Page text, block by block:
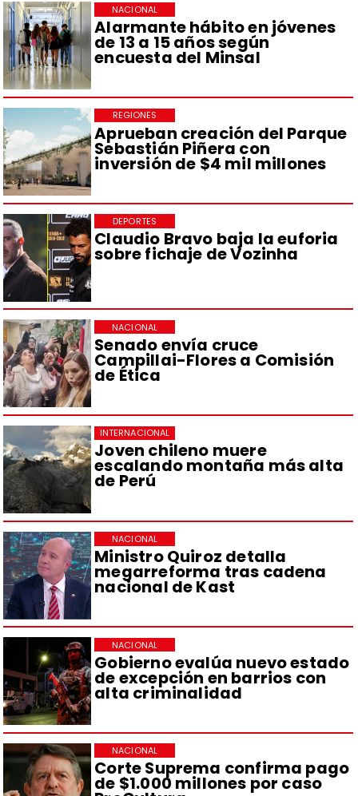
Alarmante hábito en jóvenes
de 13 a 15 años según
encuesta del Minsal
NACIONAL
Aprueban creación del Parque
Sebastián Piñera con
inversión de $4 mil millones
REGIONES
Claudio Bravo baja la euforia
sobre fichaje de Vozinha
DEPORTES
Senado envía cruce
Campillai-Flores a Comisión
de Ética
NACIONAL
Joven chileno muere
escalando montaña más alta
de Perú
INTERNACIONAL
Ministro Quiroz detalla
megarreforma tras cadena
nacional de Kast
NACIONAL
Gobierno evalúa nuevo estado
de excepción en barrios con
alta criminalidad
NACIONAL
Corte Suprema confirma pago
de $1.000 millones por caso
NACIONAL